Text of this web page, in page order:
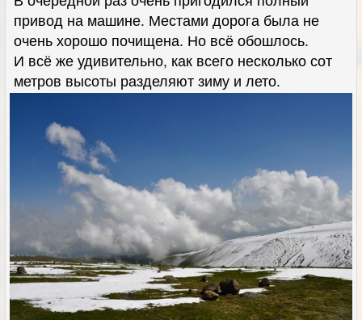
привод на машине. Местами дорога была не
очень хорошо почищена. Но всё обошлось.
И всё же удивительно, как всего несколько сот
метров высоты разделяют зиму и лето.